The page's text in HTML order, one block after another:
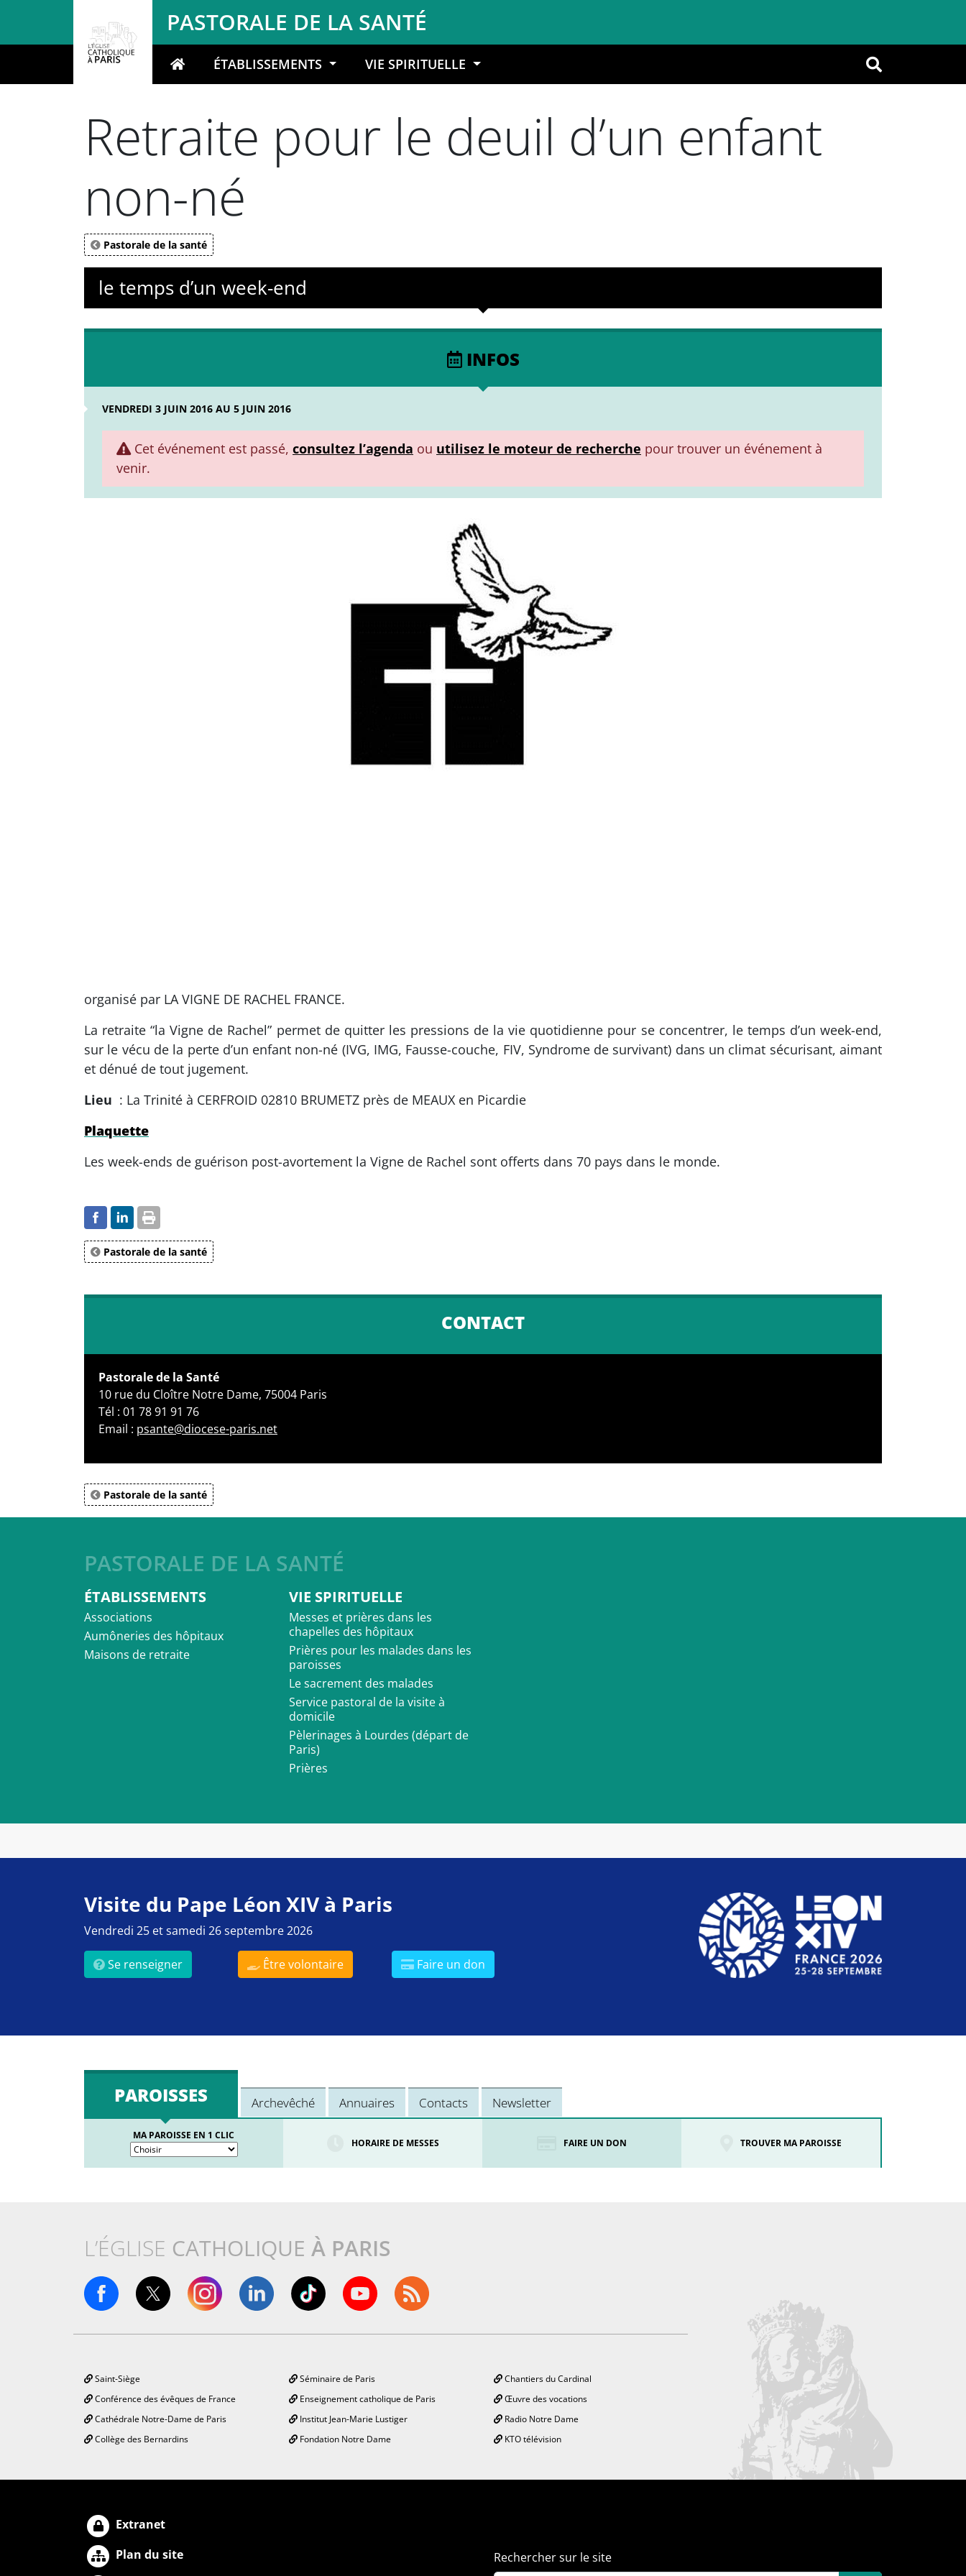
PASTORALE DE LA SANTÉ
Votre recherche OK
ÉTABLISSEMENTS VIE SPIRITUELLE
Retraite pour le deuil d’un enfant
non-né
Pastorale de la santé
le temps d’un week-end
INFOS
VENDREDI 3 JUIN 2016 AU 5 JUIN 2016
Cet événement est passé, consultez l’agenda ou utilisez le moteur de recherche pour trouver un événement à
venir.
organisé par LA VIGNE DE RACHEL FRANCE.
La retraite “la Vigne de Rachel” permet de quitter les pressions de la vie quotidienne pour se concentrer, le temps d’un week-end,
sur le vécu de la perte d’un enfant non-né (IVG, IMG, Fausse-couche, FIV, Syndrome de survivant) dans un climat sécurisant, aimant
et dénué de tout jugement.
Lieu : La Trinité à CERFROID 02810 BRUMETZ près de MEAUX en Picardie
Plaquette
Les week-ends de guérison post-avortement la Vigne de Rachel sont offerts dans 70 pays dans le monde.
Pastorale de la santé
CONTACT
Pastorale de la Santé
10 rue du Cloître Notre Dame, 75004 Paris
Tél : 01 78 91 91 76
Email : psante@diocese-paris.net
Pastorale de la santé
PASTORALE DE LA SANTÉ
ÉTABLISSEMENTS
Associations
Aumôneries des hôpitaux
Maisons de retraite
VIE SPIRITUELLE
Messes et prières dans les
chapelles des hôpitaux
Prières pour les malades dans les
paroisses
Le sacrement des malades
Service pastoral de la visite à
domicile
Pèlerinages à Lourdes (départ de
Paris)
Prières
Visite du Pape Léon XIV à Paris
Vendredi 25 et samedi 26 septembre 2026
Se renseigner Être volontaire Faire un don
PAROISSES Archevêché Annuaires Contacts Newsletter
MA PAROISSE EN 1 CLIC
HORAIRE DE MESSES FAIRE UN DON TROUVER MA PAROISSE
L’ÉGLISE CATHOLIQUE À PARIS
Saint-Siège
Conférence des évêques de France
Cathédrale Notre-Dame de Paris
Collège des Bernardins
Séminaire de Paris
Enseignement catholique de Paris
Institut Jean-Marie Lustiger
Fondation Notre Dame
Chantiers du Cardinal
Œuvre des vocations
Radio Notre Dame
KTO télévision
Extranet
Plan du site
Rechercher sur le site